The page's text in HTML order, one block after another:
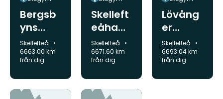
Bergsb
yns
utegym
Kommun:
Skellefteå
6663.00 km
från dig
Skelleft
eåham
ns
utegym
Kommun:
Skellefteå
6671.60 km
från dig
Lövång
er
utegym
Kommun:
Skellefteå
6693.04 km
från dig